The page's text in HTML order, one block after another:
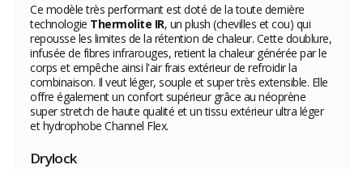
Ce modèle très performant est doté de la toute dernière
technologie Thermolite IR, un plush (chevilles et cou) qui
repousse les limites de la rétention de chaleur. Cette doublure,
infusée de fibres infrarouges, retient la chaleur générée par le
corps et empêche ainsi l'air frais extérieur de refroidir la
combinaison. Il veut léger, souple et super très extensible. Elle
offre également un confort supérieur grâce au néoprène
super stretch de haute qualité et un tissu extérieur ultra léger
et hydrophobe Channel Flex.
Drylock